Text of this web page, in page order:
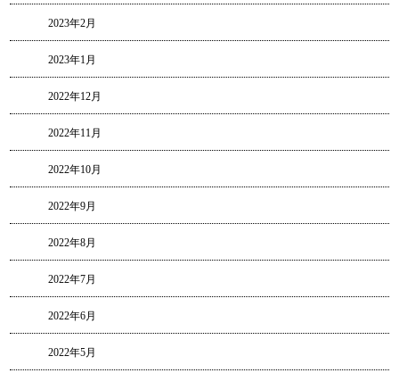
2023年2月
2023年1月
2022年12月
2022年11月
2022年10月
2022年9月
2022年8月
2022年7月
2022年6月
2022年5月